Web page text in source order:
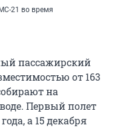
21 во время
пассажирский
от 163
на
Первый полет
а 15 декабря